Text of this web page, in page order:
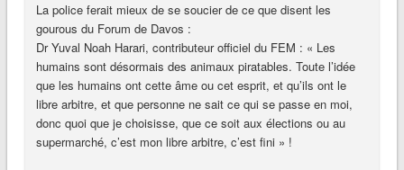
La police ferait mieux de se soucier de ce que disent les
gourous du Forum de Davos :
Dr Yuval Noah Harari, contributeur officiel du FEM : « Les
humains sont désormais des animaux piratables. Toute l’idée
que les humains ont cette âme ou cet esprit, et qu’ils ont le
libre arbitre, et que personne ne sait ce qui se passe en moi,
donc quoi que je choisisse, que ce soit aux élections ou au
supermarché, c’est mon libre arbitre, c’est fini » !